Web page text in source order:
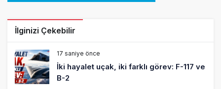
İlginizi Çekebilir
17 saniye önce
İki hayalet uçak, iki farklı görev: F-117 ve
B-2